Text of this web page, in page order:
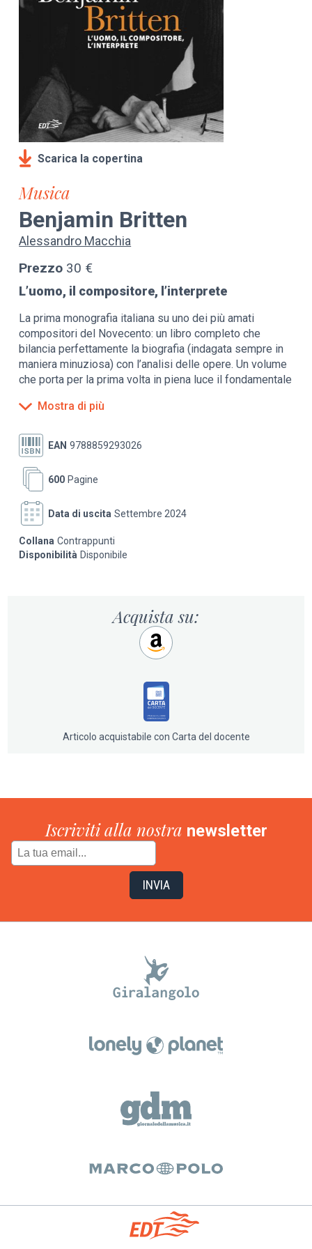
Scarica la copertina
Musica
Benjamin Britten
Alessandro Macchia
Prezzo 30 €
L’uomo, il compositore, l’interprete
La prima monografia italiana su uno dei più amati
compositori del Novecento: un libro completo che
bilancia perfettamente la biografia (indagata sempre in
maniera minuziosa) con l’analisi delle opere. Un volume
che porta per la prima volta in piena luce il fondamentale
irlandese William Butler Yeats, nonché l’incidenza del
vocale da camera e operistica. L’autore colloca l’analisi
delle composizioni sempre nel contesto dettagliato
degli accadimenti storici e conduce un’analisi accurata e
severa delle problematiche relative alla politica interna
ed estera della Gran Bretagna del Novecento. Un’inedita
attenzione è inoltre dedicata al Britten interprete e
Ne deriva l’immagine di un musicista totale, capace di
Accanto al musicista, compare a tutto tondo il volto
dell’organizzatore in grado di creare uno dei più
importanti festival del Novecento, e neppure mancano i
riferimenti alla relazione umana e professionale con il
completo delle opere di Britten.
Mostra di più
EAN 9788859293026
Pagine
600
Data di uscita Settembre 2024
Collana Contrappunti
Disponibilità Disponibile
Acquista su:
Articolo acquistabile con Carta del docente
Iscriviti alla nostra newsletter